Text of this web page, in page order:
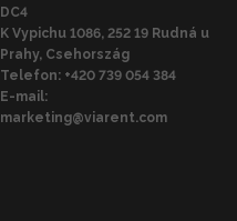
DC4
K Vypichu 1086, 252 19 Rudná u
Prahy, Csehország
Telefon: +420 739 054 384
E-mail:
marketing@viarent.com